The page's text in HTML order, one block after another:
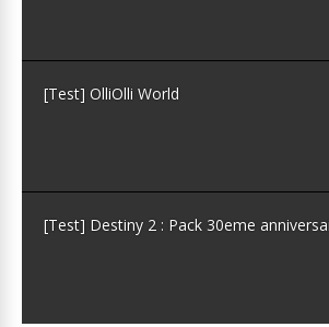
[Test] OlliOlli World
[Test] Destiny 2 : Pack 30eme